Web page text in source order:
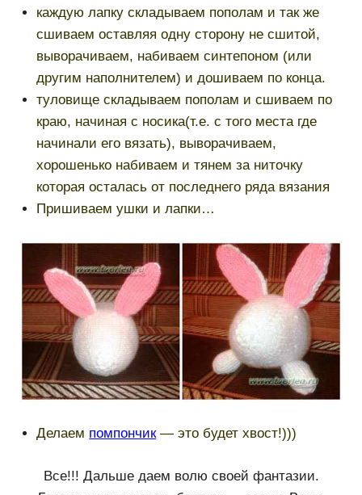
каждую лапку складываем пополам и так же
сшиваем оставляя одну сторону не сшитой,
выворачиваем, набиваем синтепоном (или
другим наполнителем) и дошиваем по конца.
туловище складываем пополам и сшиваем по
краю, начиная с носика(т.е. с того места где
начинали его вязать), выворачиваем,
хорошенько набиваем и тянем за ниточку
которая осталась от последнего ряда вязания
Пришиваем ушки и лапки…
Делаем помпончик — это будет хвост!)))
Все!!! Дальше даем волю своей фантазии.